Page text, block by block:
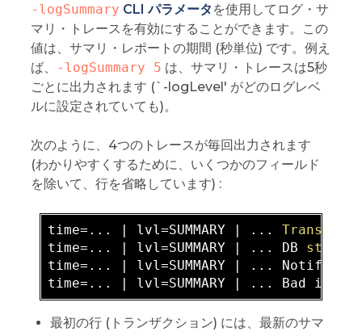
-logSummary CLI パラメータ を使用してログ・サ
マリ・トレースを有効にすることができます。この
値は、サマリ・レポートの期間 (秒単位) です。例え
ば、
-logSummary 5 は、サマリ・トレースは5秒
ごとに出力されます (`-logLevel' がどのログレベ
ルに設定されていても)。
次のように、4つのトレースが毎回出力されます
(わかりやすくするために、いくつかのフィールド
を除いて、行を省略しています) :
time=... | lvl=SUMMARY | ...
time=... | lvl=SUMMARY | ... DB status:
time=... | lvl=SUMMARY | ...
time=... | lvl=SUMMARY | ... Bad
最初の行 (トランザクション) には、最新のサマ